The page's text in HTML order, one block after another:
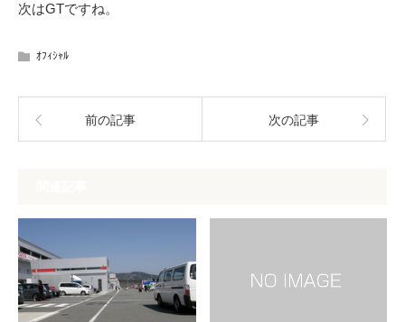
次はGTですね。
ｵﾌｨｼｬﾙ
前の記事 次の記事